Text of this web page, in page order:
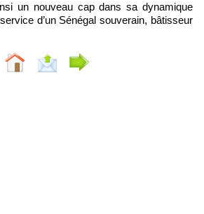
un nouveau cap dans sa dynamique
d’un Sénégal souverain, bâtisseur